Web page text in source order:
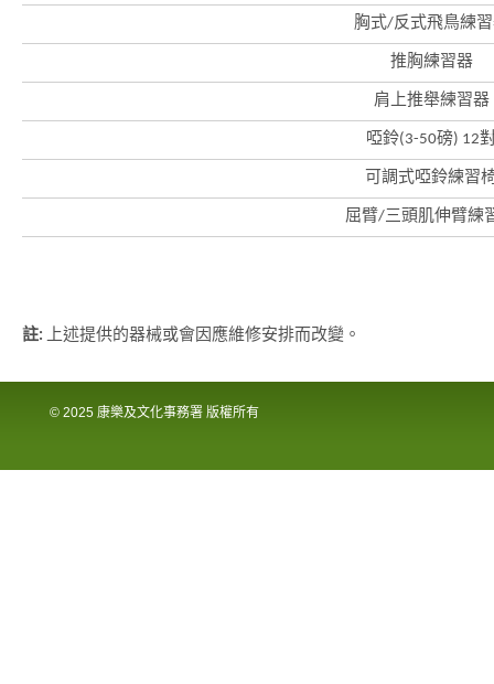
胸式/反式飛鳥練
推胸練習器
肩上推舉練習器
啞鈴(3-50磅) 12
可調式啞鈴練習
屈臂/三頭肌伸臂練
註: 上述提供的器械或會因應維修安排而改變。
© 2025 康樂及文化事務署 版權所有